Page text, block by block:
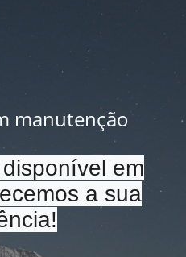
manutenção
em
a sua